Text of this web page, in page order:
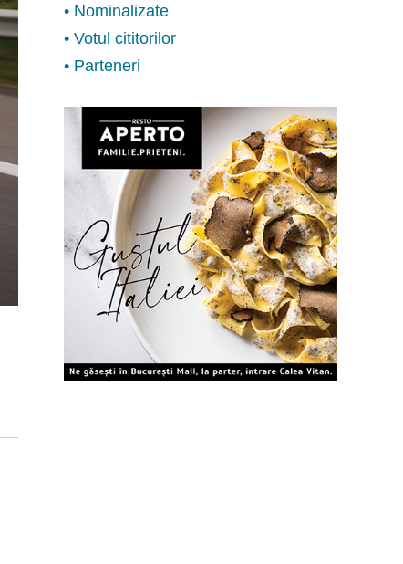
• Nominalizate
• Votul cititorilor
• Parteneri